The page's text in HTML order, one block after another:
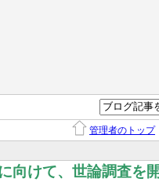
管理者のトップ
向けて、世論調査を